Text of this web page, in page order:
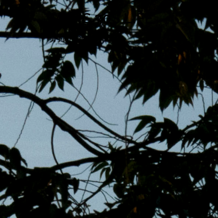
跳
至
主
內
MENS 30S LIFE
男子的日常生活